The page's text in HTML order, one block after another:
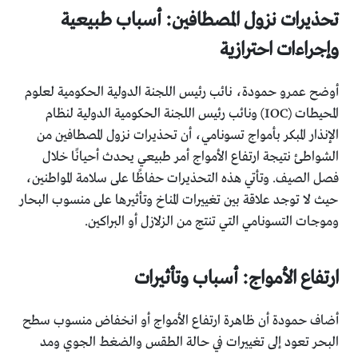
تحذيرات نزول المصطافين: أسباب طبيعية
وإجراءات احترازية
أوضح عمرو حمودة، نائب رئيس اللجنة الدولية الحكومية لعلوم
المحيطات (IOC) ونائب رئيس اللجنة الحكومية الدولية لنظام
الإنذار المبكر بأمواج تسونامي، أن تحذيرات نزول المصطافين من
الشواطئ نتيجة ارتفاع الأمواج أمر طبيعي يحدث أحيانًا خلال
فصل الصيف. وتأتي هذه التحذيرات حفاظًا على سلامة المواطنين،
حيث لا توجد علاقة بين تغييرات المناخ وتأثيرها على منسوب البحار
وموجات التسونامي التي تنتج من الزلازل أو البراكين.
ارتفاع الأمواج: أسباب وتأثيرات
أضاف حمودة أن ظاهرة ارتفاع الأمواج أو انخفاض منسوب سطح
البحر تعود إلى تغييرات في حالة الطقس والضغط الجوي ومد